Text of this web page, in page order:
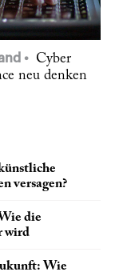
Cyber
neu denken
versagen?
die
wird
Wie